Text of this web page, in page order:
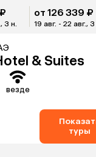
3 н.
от 126 339 ₽
19 авг. - 22 авг., 3
& Suites
везде
туры